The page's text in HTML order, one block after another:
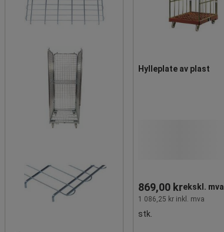
Hylleplate av plast
869,00 krekskl. mva
1 086,25 kr inkl. mva
stk.